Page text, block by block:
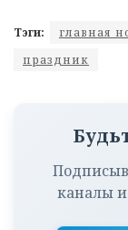
Тэги: главная
праздник
каналы